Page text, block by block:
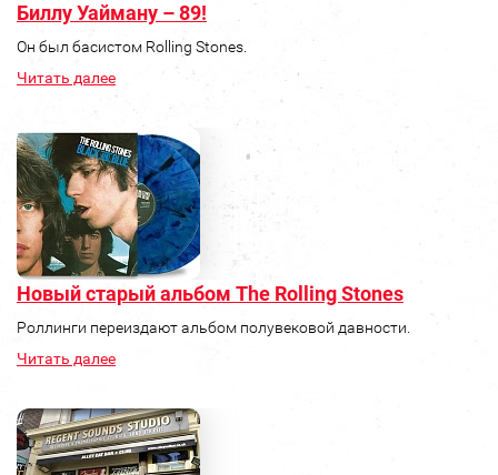
Биллу Уайману – 89!
Он был басистом Rolling Stones.
Читать далее
Новый старый альбом The Rolling Stones
Роллинги переиздают альбом полувековой давности.
Читать далее